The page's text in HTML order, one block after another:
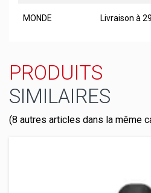
MONDE Livraison à
PRODUITS
SIMILAIRES
(8 autres articles dans la même